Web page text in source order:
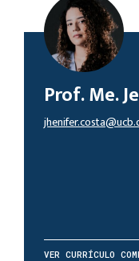
Prof. Me.
VER CURRÍCULO